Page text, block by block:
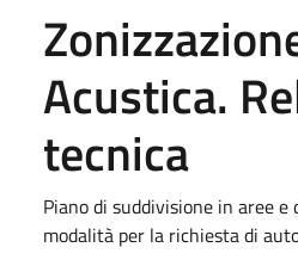
Acustica.
tecnica
Piano di suddivisione in aree
modalità per la richiesta di